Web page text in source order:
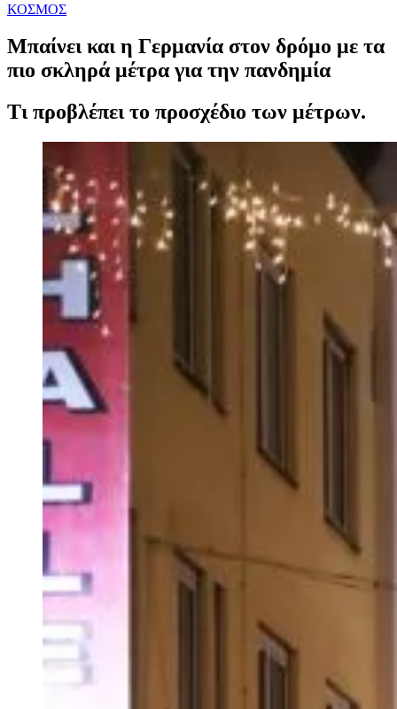
ΚΟΣΜΟΣ
Μπαίνει και η Γερμανία στον δρόμο με τα
πιο σκληρά μέτρα για την πανδημία
Τι προβλέπει το προσχέδιο των μέτρων.